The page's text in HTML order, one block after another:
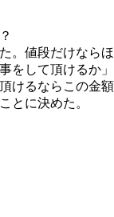
。値段だけならほ
をして頂けるか」
けるならこの金額
とに決めた。